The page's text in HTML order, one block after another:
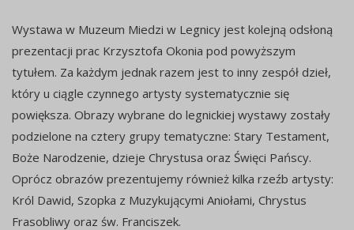
Wystawa w Muzeum Miedzi w Legnicy jest kolejną odsłoną
prezentacji prac Krzysztofa Okonia pod powyższym
tytułem. Za każdym jednak razem jest to inny zespół dzieł,
który u ciągle czynnego artysty systematycznie się
powiększa. Obrazy wybrane do legnickiej wystawy zostały
podzielone na cztery grupy tematyczne: Stary Testament,
Boże Narodzenie, dzieje Chrystusa oraz Święci Pańscy.
Oprócz obrazów prezentujemy również kilka rzeźb artysty:
Król Dawid, Szopka z Muzykującymi Aniołami, Chrystus
Frasobliwy oraz św. Franciszek.